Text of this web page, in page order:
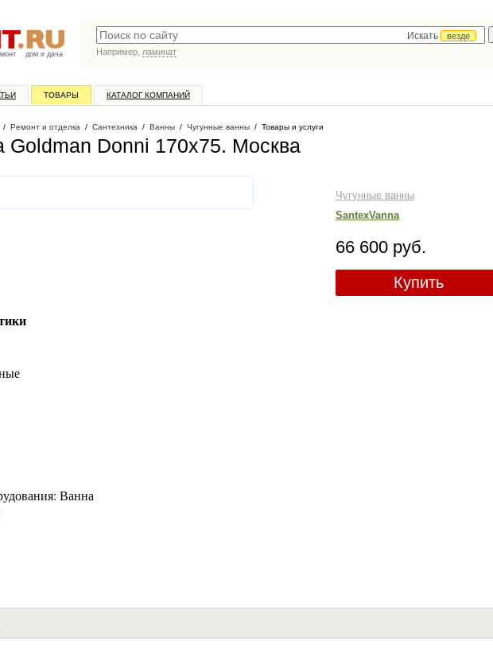
дом и дача
Искать
везде
Например, ламинат
ТОВАРЫ КАТАЛОГ КОМПАНИЙ
/ Ремонт и отделка / Сантехника / Ванны / Чугунные ванны / Товары и услуги
Goldman Donni 170х75. Москва
Чугунные ванны
SantexVanna
66 600 руб.
Купить
Ванна